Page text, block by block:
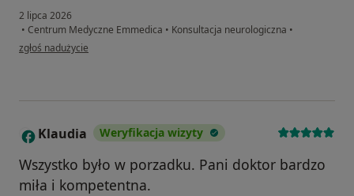
2 lipca 2026
• Centrum Medyczne Emmedica • Konsultacja neurologiczna •
w opinii użytkownika Wiktoria
zgłoś nadużycie
K Klaudia Weryfikacja wizyty
Wszystko było w porzadku. Pani doktor bardzo
miła i kompetentna.